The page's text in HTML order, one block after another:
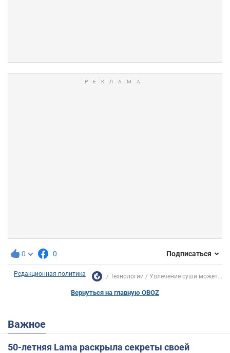
0 0 Подписаться
Редакционная политика Технологии Увлечение суши может...
Вернуться на главную OBOZ
Важное
50-летняя Lama раскрыла секреты своей